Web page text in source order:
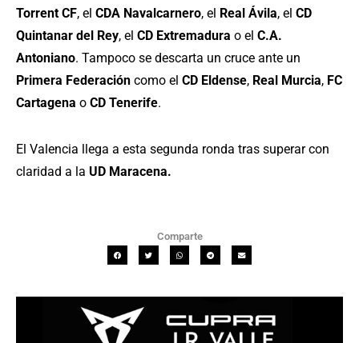
Torrent CF, el CDA Navalcarnero, el Real Ávila, el CD
Quintanar del Rey, el CD Extremadura o el C.A.
Antoniano. Tampoco se descarta un cruce ante un
Primera Federación como el CD Eldense, Real Murcia, FC
Cartagena o CD Tenerife.
El Valencia llega a esta segunda ronda tras superar con
claridad a la UD Maracena.
Comparte